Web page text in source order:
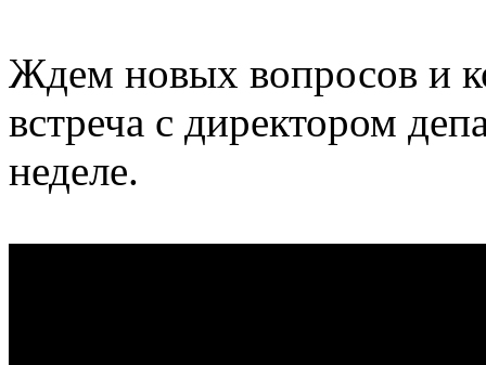
Ждем новых вопросов и
встреча с директором
неделе.